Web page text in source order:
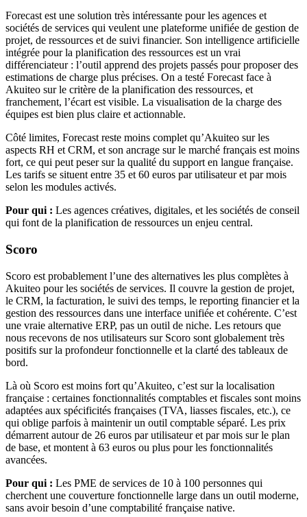
Forecast est une solution très intéressante pour les agences et
sociétés de services qui veulent une plateforme unifiée de gestion de
projet, de ressources et de suivi financier. Son intelligence artificielle
intégrée pour la planification des ressources est un vrai
différenciateur : l’outil apprend des projets passés pour proposer des
estimations de charge plus précises. On a testé Forecast face à
Akuiteo sur le critère de la planification des ressources, et
franchement, l’écart est visible. La visualisation de la charge des
équipes est bien plus claire et actionnable.
Côté limites, Forecast reste moins complet qu’Akuiteo sur les
aspects RH et CRM, et son ancrage sur le marché français est moins
fort, ce qui peut peser sur la qualité du support en langue française.
Les tarifs se situent entre 35 et 60 euros par utilisateur et par mois
selon les modules activés.
Pour qui : Les agences créatives, digitales, et les sociétés de conseil
qui font de la planification de ressources un enjeu central.
Scoro
Scoro est probablement l’une des alternatives les plus complètes à
Akuiteo pour les sociétés de services. Il couvre la gestion de projet,
le CRM, la facturation, le suivi des temps, le reporting financier et la
gestion des ressources dans une interface unifiée et cohérente. C’est
une vraie alternative ERP, pas un outil de niche. Les retours que
nous recevons de nos utilisateurs sur Scoro sont globalement très
positifs sur la profondeur fonctionnelle et la clarté des tableaux de
bord.
Là où Scoro est moins fort qu’Akuiteo, c’est sur la localisation
française : certaines fonctionnalités comptables et fiscales sont moins
adaptées aux spécificités françaises (TVA, liasses fiscales, etc.), ce
qui oblige parfois à maintenir un outil comptable séparé. Les prix
démarrent autour de 26 euros par utilisateur et par mois sur le plan
de base, et montent à 63 euros ou plus pour les fonctionnalités
avancées.
Pour qui : Les PME de services de 10 à 100 personnes qui
cherchent une couverture fonctionnelle large dans un outil moderne,
sans avoir besoin d’une comptabilité française native.